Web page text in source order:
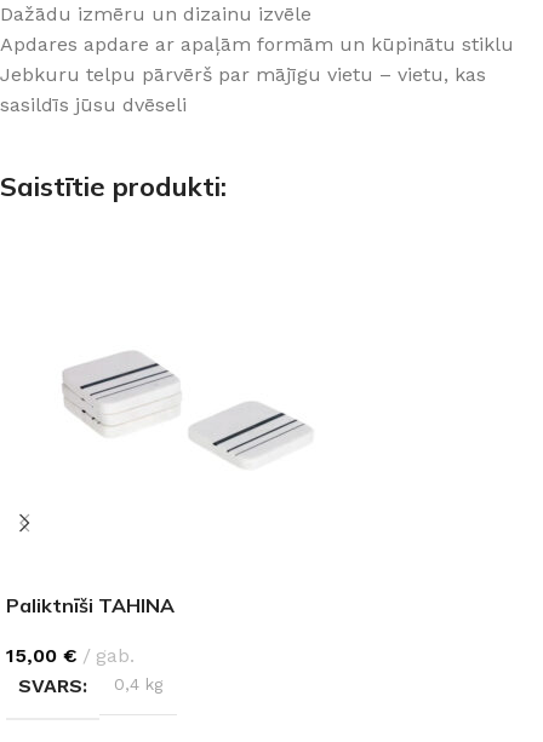
Dažādu izmēru un dizainu izvēle
Apdares apdare ar apaļām formām un kūpinātu stiklu
Jebkuru telpu pārvērš par mājīgu vietu – vietu, kas
sasildīs jūsu dvēseli
Saistītie produkti:
Paliktnīši TAHINA
15,00 €
gab.
SVARS
0,4 kg